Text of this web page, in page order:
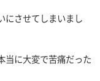
にさせてしまいまし
当に大変で苦痛だった